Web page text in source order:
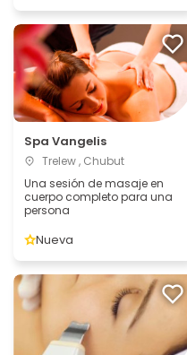
Spa Vangelis
Trelew , Chubut
Una sesión de masaje en
cuerpo completo para una
persona
Nueva